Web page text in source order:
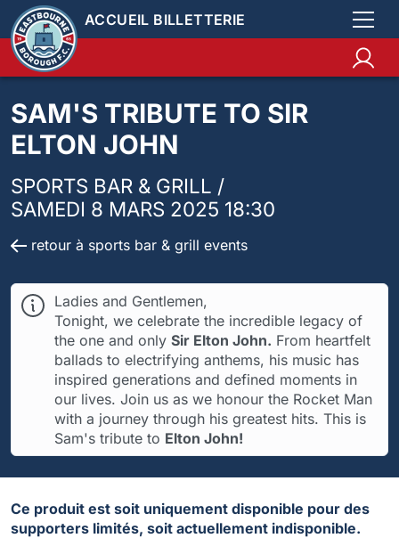
ACCUEIL BILLETTERIE
SAM'S TRIBUTE TO SIR
ELTON JOHN
SPORTS BAR & GRILL /
SAMEDI 8 MARS 2025 18:30
retour à sports bar & grill events
Ladies and Gentlemen,
Tonight, we celebrate the incredible legacy of
the one and only Sir Elton John. From heartfelt
ballads to electrifying anthems, his music has
inspired generations and defined moments in
our lives. Join us as we honour the Rocket Man
with a journey through his greatest hits. This is
Sam's tribute to Elton John!
Ce produit est soit uniquement disponible pour des
supporters limités, soit actuellement indisponible.